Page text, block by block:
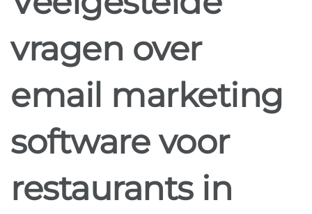
vragen over
email marketing
software voor
restaurants in